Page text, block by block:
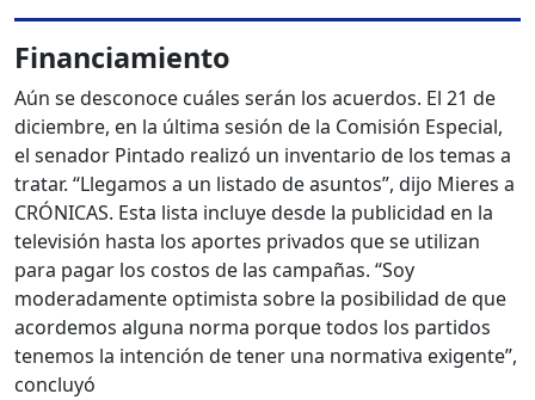
Financiamiento
Aún se desconoce cuáles serán los acuerdos. El 21 de
diciembre, en la última sesión de la Comisión Especial,
el senador Pintado realizó un inventario de los temas a
tratar. “Llegamos a un listado de asuntos”, dijo Mieres a
CRÓNICAS. Esta lista incluye desde la publicidad en la
televisión hasta los aportes privados que se utilizan
para pagar los costos de las campañas. “Soy
moderadamente optimista sobre la posibilidad de que
acordemos alguna norma porque todos los partidos
tenemos la intención de tener una normativa exigente”,
concluyó